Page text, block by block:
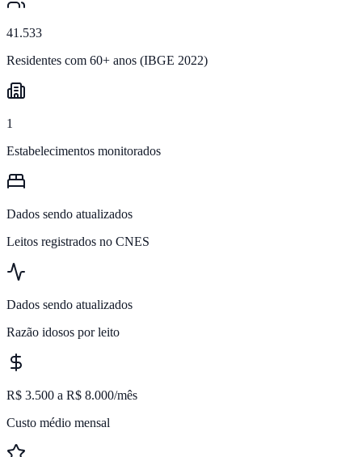
41.533
Residentes com 60+ anos (IBGE 2022)
1
Estabelecimentos monitorados
Dados sendo atualizados
Leitos registrados no CNES
Dados sendo atualizados
Razão idosos por leito
R$ 3.500 a R$ 8.000/mês
Custo médio mensal